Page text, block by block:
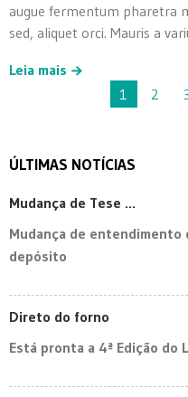
augue fermentum pharetra
sed, aliquet orci. Mauris a
Leia mais
1
2
ÚLTIMAS NOTÍCIAS
Mudança de Tese ...
Mudança de entendimento
depósito
Direto do forno
Está pronta a 4ª Edição do